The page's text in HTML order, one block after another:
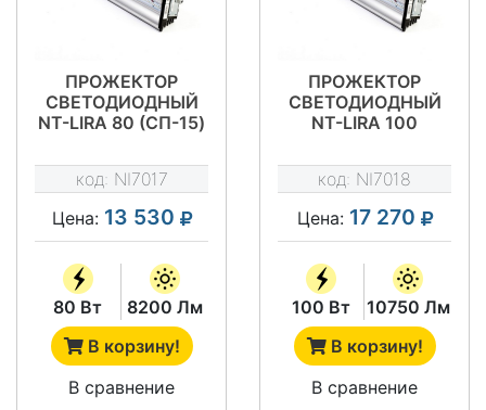
ПРОЖЕКТОР
СВЕТОДИОДНЫЙ
NT-LIRA 80 (СП-15)
код: NI7017
Цена: 13 530
80 Вт
8200 Лм
В корзину!
В сравнение
ПРОЖЕКТОР
СВЕТОДИОДНЫЙ
NT-LIRA 100
код: NI7018
Цена: 17 270
100 Вт
10750 Лм
В корзину!
В сравнение